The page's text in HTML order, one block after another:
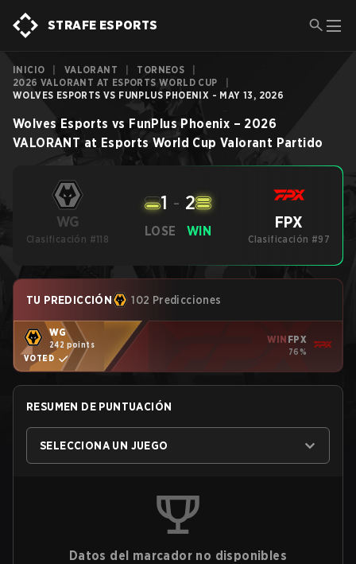
STRAFE ESPORTS
INICIO VALORANT TORNEOS
2026 VALORANT AT ESPORTS WORLD CUP
WOLVES ESPORTS VS FUNPLUS PHOENIX - MAY 13, 2026
Wolves Esports vs FunPlus Phoenix – 2026
VALORANT at Esports World Cup Valorant Partido
WG
Clasificación #118
LOSE
1 - 2
WIN FPX
Clasificación #97
TU PREDICCIÓN 102 Predicciones
WG
242 points
VOTED
WIN FPX
76%
RESUMEN DE PUNTUACIÓN
SELECCIONA UN JUEGO
Datos del marcador no disponibles